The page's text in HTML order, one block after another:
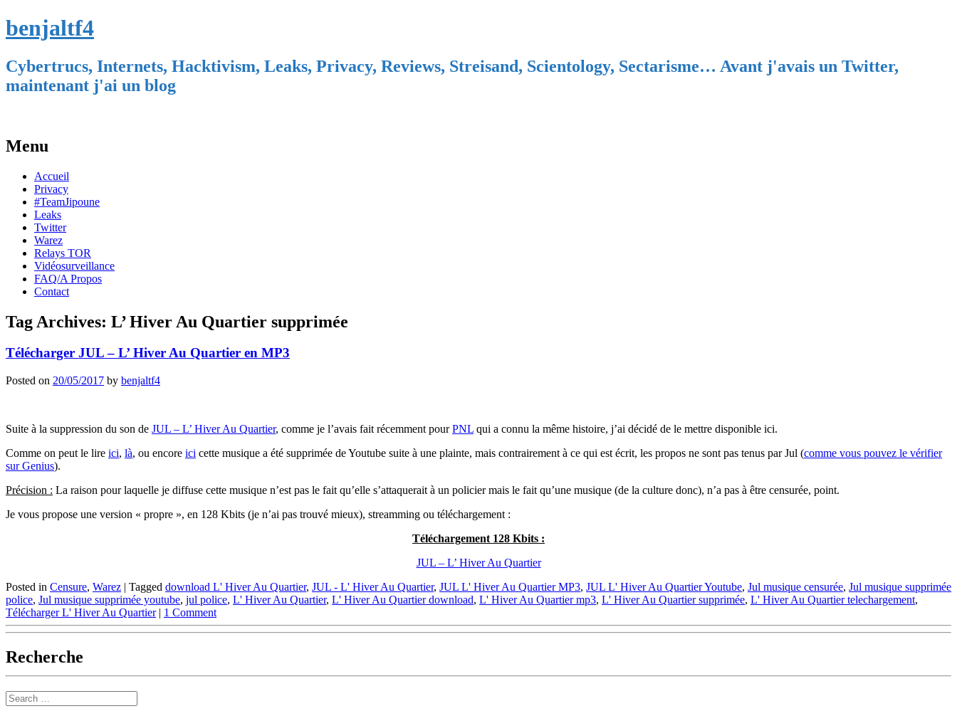
benjaltf4
Cybertrucs, Internets, Hacktivism, Leaks, Privacy, Reviews, Streisand, Scientology, Sectarisme… Avant j'avais un Twitter,
maintenant j'ai un blog
Menu
Skip
content
Accueil
Privacy
#TeamJipoune
Leaks
Twitter
Warez
Relays TOR
Vidéosurveillance
FAQ/A Propos
Contact
Tag Archives: L’ Hiver Au Quartier supprimée
Télécharger JUL – L’ Hiver Au Quartier en MP3
Posted on 20/05/2017 by benjaltf4
Suite à la suppression du son de JUL – L’ Hiver Au Quartier, comme je l’avais fait récemment pourPNL qui a connu la même histoire, j’ai décidé de le mettre disponible ici.
Comme on peut le lire ici, là, ou encore ici cette musique a été supprimée de Youtube suite à une plainte, mais contrairement à ce qui est écrit, les propos ne sont pas tenus par Jul (comme vous pouvez le vérifier
sur Genius).
Précision : La raison pour laquelle je diffuse cette musique n’est pas le fait qu’elle s’attaquerait à un policier mais le fait qu’une musique (de la culture donc), n’a pas à être censurée, point.
Je vous propose une version « propre », en 128 Kbits (je n’ai pas trouvé mieux), streamming ou téléchargement :
Téléchargement 128 Kbits :
JUL – L’ Hiver Au Quartier
Posted in Censure, Warez | Tagged download L' Hiver Au Quartier, JUL - L' Hiver Au Quartier, JUL L' Hiver Au Quartier MP3, JUL L' Hiver Au Quartier Youtube, Jul musique censurée, Jul musique supprimée
police, Jul musique supprimée youtube, jul police, L' Hiver Au Quartier, L' Hiver Au Quartier download, L' Hiver Au Quartier mp3, L' Hiver Au Quartier supprimée, L' Hiver Au Quartier telechargement,
Télécharger L' Hiver Au Quartier | 1 Comment
Recherche
Search